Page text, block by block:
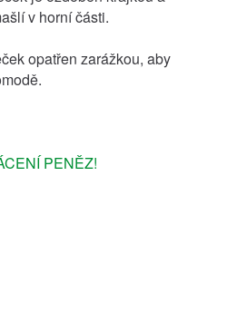
v horní části.
opatřen zarážkou, aby
PENĚZ!